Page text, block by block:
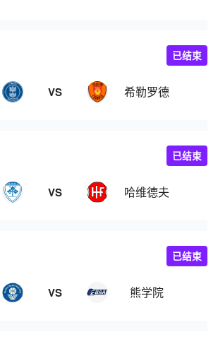
VS 希勒罗德
已结束
VS 哈维德夫
已结束
VS 熊学院
已结束